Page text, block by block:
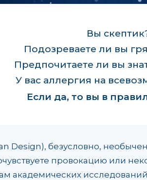
Вы
Подозреваете ли вы
Предпочитаете ли вы
У вас аллергия на
Если да, то вы в
Design), безусловно,
провокацию или
академических